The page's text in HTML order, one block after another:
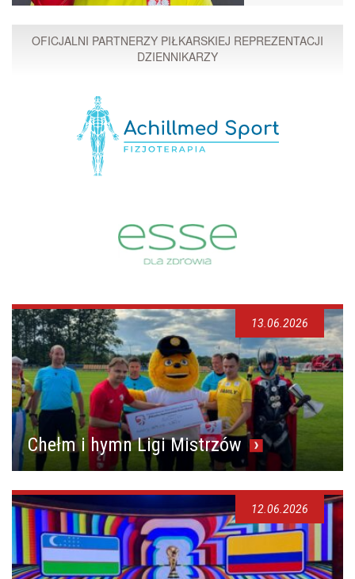
OFICJALNI PARTNERZY PIŁKARSKIEJ REPREZENTACJI
DZIENNIKARZY
Chełm i hymn Ligi Mistrzów
13.06.2026
12.06.2026